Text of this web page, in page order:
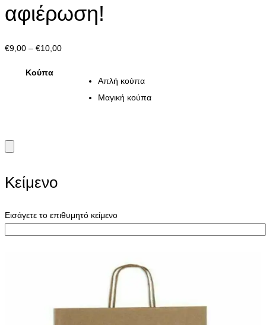
αφιέρωση!
€9,00 – €10,00Price
Κούπα
Απλή κούπα
Μαγική κούπα
Κείμενο
Εισάγετε το επιθυμητό κείμενο